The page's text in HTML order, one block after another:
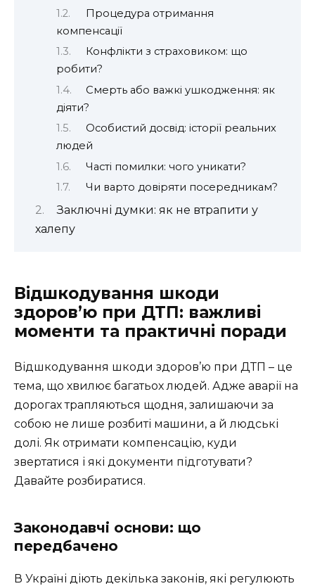
Процедура отримання
компенсації
Конфлікти з страховиком: що
робити?
Смерть або важкі ушкодження: як
діяти?
Особистий досвід: історії реальних
людей
Часті помилки: чого уникати?
Чи варто довіряти посередникам?
Заключні думки: як не втрапити у
халепу
Відшкодування шкоди
здоров’ю при ДТП: важливі
моменти та практичні поради
Відшкодування шкоди здоров’ю при ДТП – це
тема, що хвилює багатьох людей. Адже аварії на
дорогах трапляються щодня, залишаючи за
собою не лише розбиті машини, а й людські
долі. Як отримати компенсацію, куди
звертатися і які документи підготувати?
Давайте розбиратися.
Законодавчі основи: що
передбачено
В Україні діють декілька законів, які регулюють